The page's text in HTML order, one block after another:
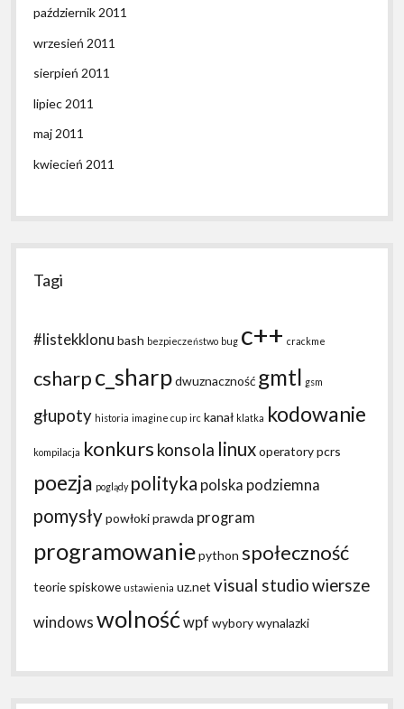
październik 2011
wrzesień 2011
sierpień 2011
lipiec 2011
maj 2011
kwiecień 2011
Tagi
#listekklonu bash bezpieczeństwo bug c++ crackme
csharpc_sharpdwuznaczność gmtl gsm
głupoty historia imagine cup irc kanał klatka kodowanie
kompilacja konkurs konsola linuxoperatorypcrs
poezja poglądy polityka polska podziemna
pomysłypowłokiprawda program
programowaniepython społeczność
teorie spiskowe ustawienia uz.net visual studiowiersze
windows wolnośćwpf wyborywynalazki